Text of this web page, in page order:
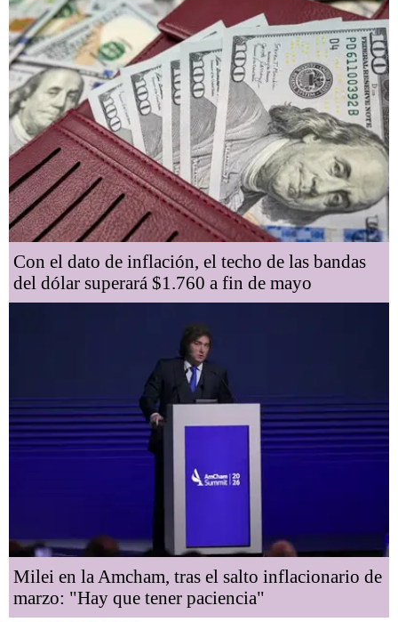
Con el dato de inflación, el techo de las bandas
del dólar superará $1.760 a fin de mayo
Milei en la Amcham, tras el salto inflacionario de
marzo: "Hay que tener paciencia"